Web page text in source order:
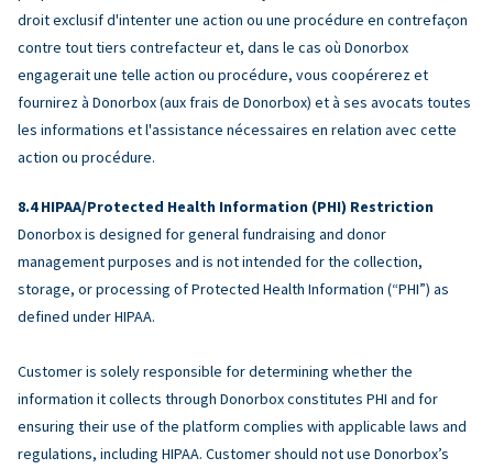
droit exclusif d'intenter une action ou une procédure en contrefaçon
contre tout tiers contrefacteur et, dans le cas où Donorbox
engagerait une telle action ou procédure, vous coopérerez et
fournirez à Donorbox (aux frais de Donorbox) et à ses avocats toutes
les informations et l'assistance nécessaires en relation avec cette
action ou procédure.
HIPAA/Protected Health Information (PHI) Restriction
Donorbox is designed for general fundraising and donor
management purposes and is not intended for the collection,
storage, or processing of Protected Health Information (“PHI”) as
defined under HIPAA.
Customer is solely responsible for determining whether the
information it collects through Donorbox constitutes PHI and for
ensuring their use of the platform complies with applicable laws and
regulations, including HIPAA. Customer should not use Donorbox’s